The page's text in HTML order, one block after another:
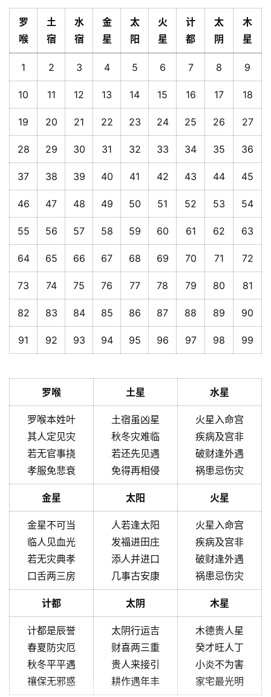
罗
喉
土
宿
水
宿
金
星
太
阳
火
星
计
都
太
阴
木
星
1 2 3 4 5 6 7 8 9
10 11 12 13 14 15 16 17 18
19 20 21 22 23 24 25 26 27
28 29 30 31 32 33 34 35 36
37 38 39 40 41 42 43 44 45
46 47 48 49 50 51 52 53 54
55 56 57 58 59 60 61 62 63
64 65 66 67 68 69 70 71 72
73 74 75 76 77 78 79 80 81
82 83 84 85 86 87 88 89 90
91 92 93 94 95 96 97 98 99
罗喉 土星 水星
罗喉本姓叶
其人定见灾
若无官事挠
孝服免悲衰
土宿虽凶星
秋冬灾难临
若还先见遇
免得再相侵
火星入命宫
疾病及宫非
破财逢外遇
祸患忌伤灾
金星 太阳 火星
金星不可当
临人见血光
若无灾典孝
口舌两三房
人若逢太阳
发福进田庄
添人并进口
几事古安康
火星入命宫
疾病及宫非
破财逢外遇
祸患忌伤灾
计都 太阴 木星
计都是辰誉
春夏防灾厄
秋冬平平遇
禳保无邪惑
太阴行运吉
财喜两三重
贵人来接引
耕作遇年丰
木德贵人星
癸才旺人丁
小炎不为害
家宅最光明